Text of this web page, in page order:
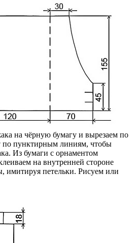
на чёрную бумагу и вырезаем по
по пунктирным линиям, чтобы
Из бумаги с орнаментом
на внутренней стороне
имитируя петельки. Рисуем или